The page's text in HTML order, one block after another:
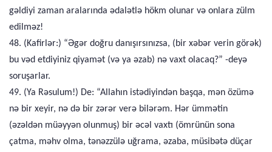
gəldiyi zaman aralarında ədalətlə hökm olunar və onlara zülm
edilməz!
48. (Kafirlər:) “Əgər doğru danışırsınızsa, (bir xəbər verin görək)
bu vəd etdiyiniz qiyamət (və ya əzab) nə vaxt olacaq?” -deyə
soruşarlar.
49. (Ya Rəsulum!) De: “Allahın istədiyindən başqa, mən özümə
nə bir xeyir, nə də bir zərər verə bilərəm. Hər ümmətin
(əzəldən müəyyən olunmuş) bir əcəl vaxtı (ömrünün sona
çatma, məhv olma, tənəzzülə uğrama, əzaba, müsibətə düçar